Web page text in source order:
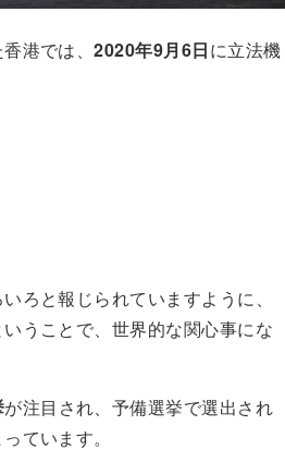
港では、2020年9月6日に立法機
ろと報じられていますように、
いうことで、世界的な関心事にな
が注目され、予備選挙で選出され
ています。